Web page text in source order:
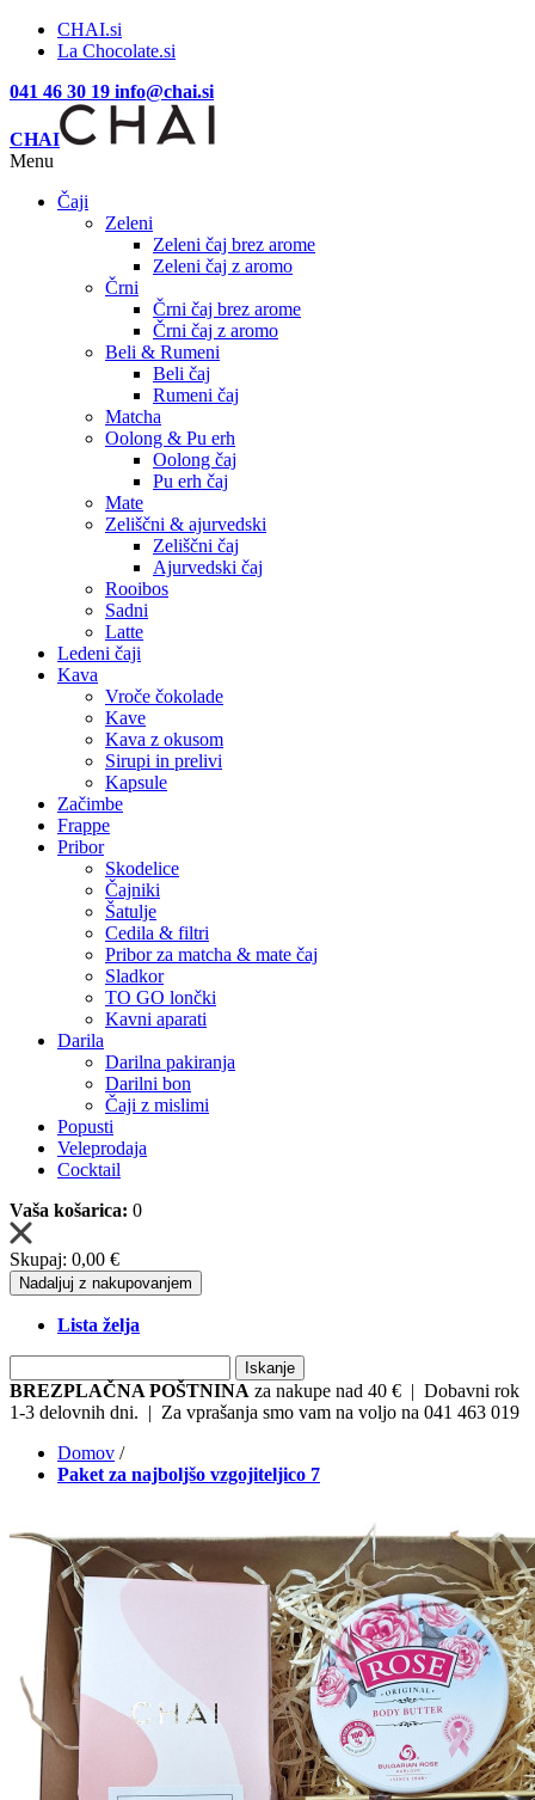
CHAI.si
La Chocolate.si
041 46 30 19 info@chai.si
CHAI
Menu
Čaji
Zeleni
Zeleni čaj brez arome
Zeleni čaj z aromo
Črni
Črni čaj brez arome
Črni čaj z aromo
Beli & Rumeni
Beli čaj
Rumeni čaj
Matcha
Oolong & Pu erh
Oolong čaj
Pu erh čaj
Mate
Zeliščni & ajurvedski
Zeliščni čaj
Ajurvedski čaj
Rooibos
Sadni
Latte
Ledeni čaji
Kava
Vroče čokolade
Kave
Kava z okusom
Sirupi in prelivi
Kapsule
Začimbe
Frappe
Pribor
Skodelice
Čajniki
Šatulje
Cedila & filtri
Pribor za matcha & mate čaj
Sladkor
TO GO lončki
Kavni aparati
Darila
Darilna pakiranja
Darilni bon
Čaji z mislimi
Popusti
Veleprodaja
Cocktail
Vaša košarica: 0
Skupaj: 0,00 €
Nadaljuj z nakupovanjem
Lista želja
Iskanje
BREZPLAČNA POŠTNINA za nakupe nad 40 € | Dobavni rok
1-3 delovnih dni. | Za vprašanja smo vam na voljo na 041 463 019
Domov /
Paket za najboljšo vzgojiteljico 7